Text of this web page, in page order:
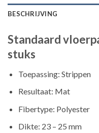
BESCHRIJVING
Standaard
stuks
Toepassing: Strippen
Resultaat: Mat
Fibertype: Polyester
Dikte: 23 – 25 mm